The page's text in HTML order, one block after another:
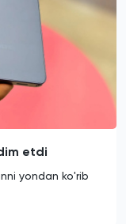
etdi
yondan ko'rib